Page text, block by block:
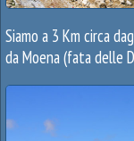
Siamo a 3 Km circa
da Moena (fata delle